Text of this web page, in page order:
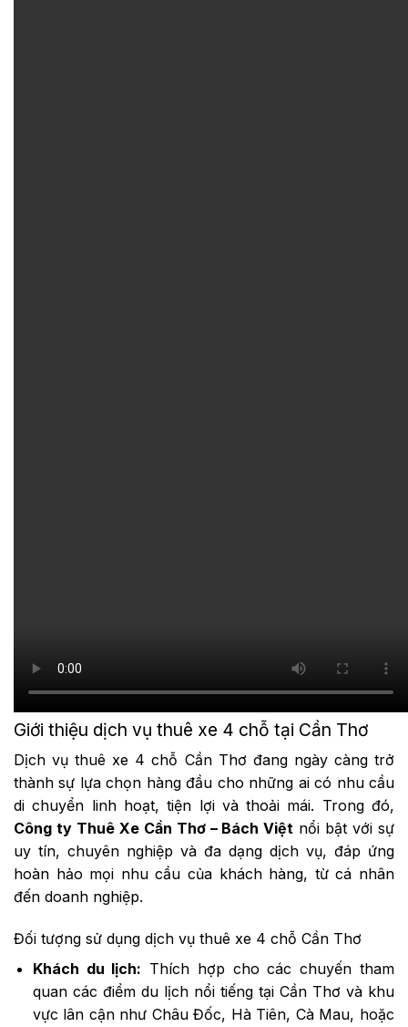
Giới thiệu dịch vụ thuê xe 4 chỗ tại Cần Thơ
Dịch vụ thuê xe 4 chỗ Cần Thơ đang ngày càng trở
thành sự lựa chọn hàng đầu cho những ai có nhu cầu
di chuyển linh hoạt, tiện lợi và thoải mái. Trong đó,
Công ty Thuê Xe Cần Thơ – Bách Việt nổi bật với sự
uy tín, chuyên nghiệp và đa dạng dịch vụ, đáp ứng
hoàn hảo mọi nhu cầu của khách hàng, từ cá nhân
đến doanh nghiệp.
Đối tượng sử dụng dịch vụ thuê xe 4 chỗ Cần Thơ
Khách du lịch: Thích hợp cho các chuyến tham
quan các điểm du lịch nổi tiếng tại Cần Thơ và khu
vực lân cận như Châu Đốc, Hà Tiên, Cà Mau, hoặc